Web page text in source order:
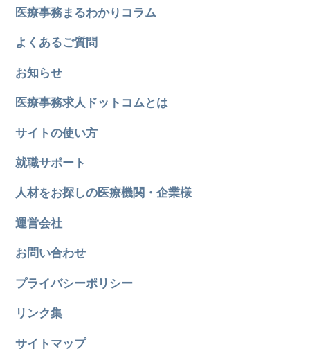
医療事務まるわかりコラム
よくあるご質問
お知らせ
医療事務求人ドットコムとは
サイトの使い方
就職サポート
人材をお探しの医療機関・企業様
運営会社
お問い合わせ
プライバシーポリシー
リンク集
サイトマップ